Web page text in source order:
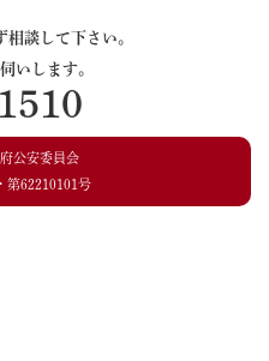
談して下さい。
いします。
公安委員会
第62210101号